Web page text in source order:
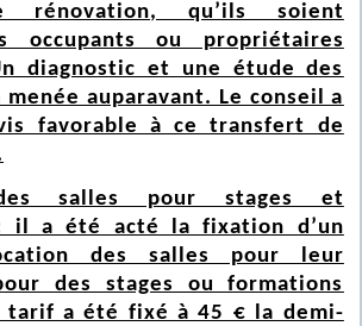
rénovation, qu’ils soient
occupants ou propriétaires
diagnostic et une étude des
menée auparavant. Le conseil a
favorable à ce transfert de
salles pour stages et
il a été acté la fixation d’un
des salles pour leur
des stages ou formations
tarif a été fixé à 45 € la demi-